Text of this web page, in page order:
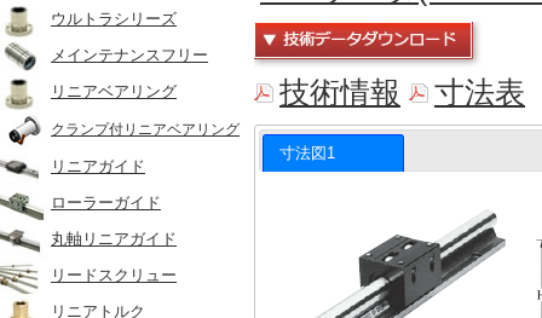
ウルトラシリーズ
メインテナンスフリー
リニアベアリング
クランプ付リニアベアリング
リニアガイド
ローラーガイド
丸軸リニアガイド
リードスクリュー
リニアトルク
技術情報 寸法表
寸法図1